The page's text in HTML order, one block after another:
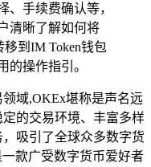
、手续费确认等，
清晰了解如何将
到IM Token钱包
的操作指引。
域,OKEx堪称是声名远
的交易环境、丰富多样
吸引了全球众多数字货
款广受数字货币爱好者